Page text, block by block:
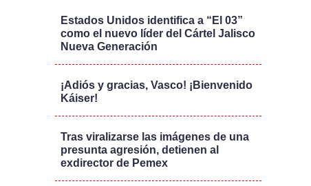
Estados Unidos identifica a “El 03”
como el nuevo líder del Cártel Jalisco
Nueva Generación
¡Adiós y gracias, Vasco! ¡Bienvenido
Káiser!
Tras viralizarse las imágenes de una
presunta agresión, detienen al
exdirector de Pemex